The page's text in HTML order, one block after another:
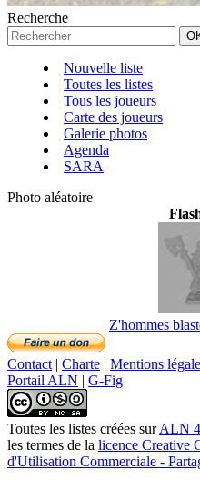
Recherche
Nouvelle liste
Toutes les listes
Tous les joueurs
Carte des joueurs
Galerie photos
Agenda
SARA
Photo aléatoire
Z'hommes
Contact | Charte | Mentions
Portail ALN | G-Fig
Toutes les listes créées surALN
les termes de la licence Creative
d'Utilisation Commerciale -